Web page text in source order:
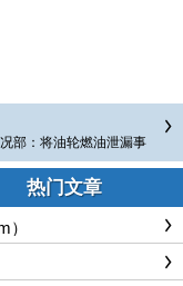
部：将油轮燃油泄漏事
级紧急情况
热门文章